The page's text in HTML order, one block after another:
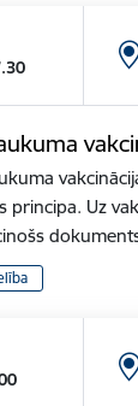
principa. Uz